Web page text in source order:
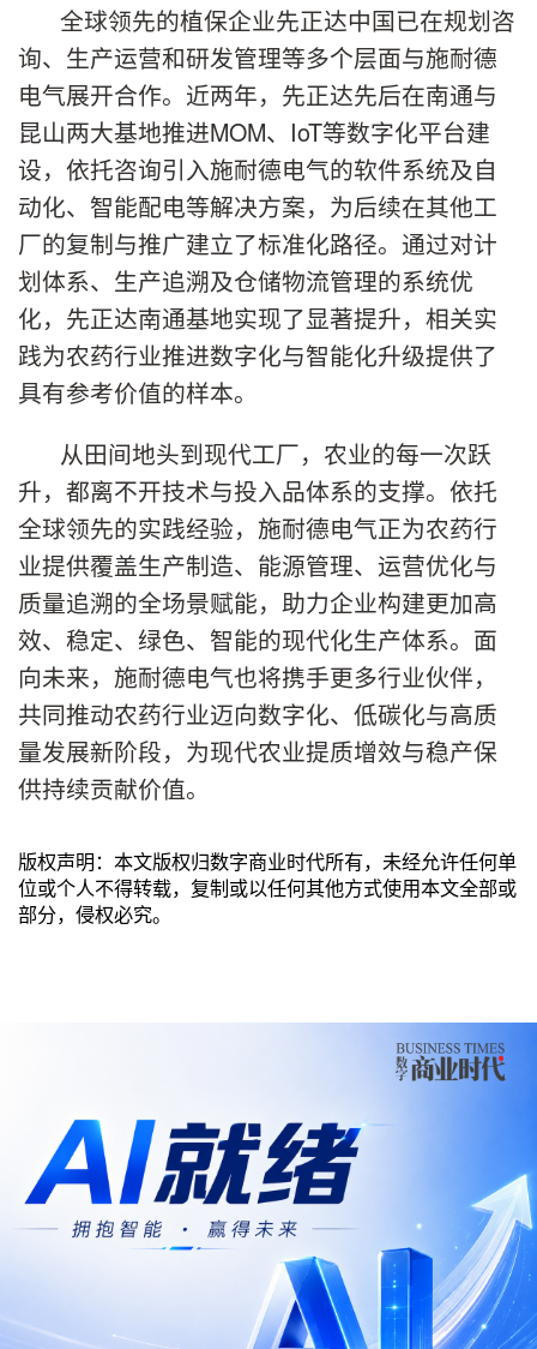
全球领先的植保企业先正达中国已在规划咨
询、生产运营和研发管理等多个层面与施耐德
电气展开合作。近两年，先正达先后在南通与
昆山两大基地推进MOM、IoT等数字化平台建
设，依托咨询引入施耐德电气的软件系统及自
动化、智能配电等解决方案，为后续在其他工
厂的复制与推广建立了标准化路径。通过对计
划体系、生产追溯及仓储物流管理的系统优
化，先正达南通基地实现了显著提升，相关实
践为农药行业推进数字化与智能化升级提供了
具有参考价值的样本。
从田间地头到现代工厂，农业的每一次跃
升，都离不开技术与投入品体系的支撑。依托
全球领先的实践经验，施耐德电气正为农药行
业提供覆盖生产制造、能源管理、运营优化与
质量追溯的全场景赋能，助力企业构建更加高
效、稳定、绿色、智能的现代化生产体系。面
向未来，施耐德电气也将携手更多行业伙伴，
共同推动农药行业迈向数字化、低碳化与高质
量发展新阶段，为现代农业提质增效与稳产保
供持续贡献价值。
版权声明：本文版权归数字商业时代所有，未经允许任何单
位或个人不得转载，复制或以任何其他方式使用本文全部或
部分，侵权必究。